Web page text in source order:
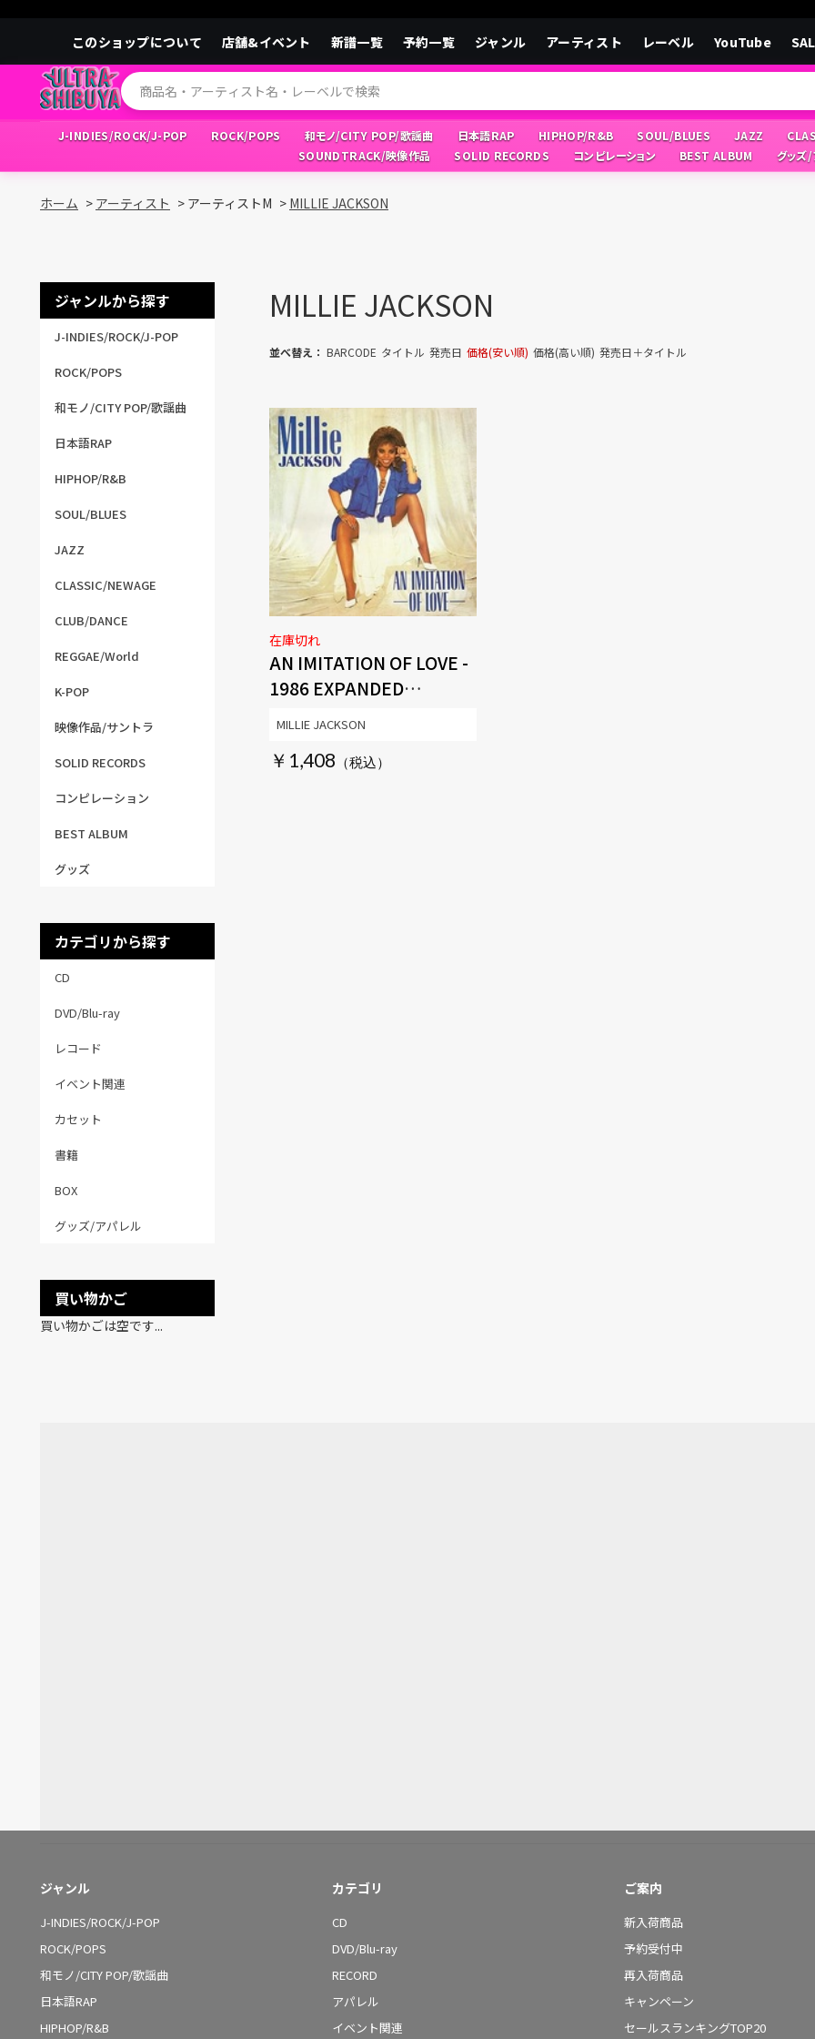
このショップについて 店舗&イベント 新譜一覧 予約一覧 ジャンル アーティスト レーベル YouTube
J-INDIES/ROCK/J-POP ROCK/POPS 和モノ/CITY POP/歌謡曲 日本語RAP HIPHOP/R&B SOUL/BLUES JAZZ
SOUNDTRACK/映像作品
SOLID RECORDS コンピレーション BEST ALBUM グッズ
ホーム > アーティスト > アーティストM > MILLIE JACKSON
ジャンルから探す
J-INDIES/ROCK/J-POP
ROCK/POPS
和モノ/CITY POP/歌謡曲
日本語RAP
HIPHOP/R&B
SOUL/BLUES
JAZZ
CLASSIC/NEWAGE
CLUB/DANCE
REGGAE/World
K-POP
映像作品/サントラ
SOLID RECORDS
コンピレーション
BEST ALBUM
グッズ
カテゴリから探す
CD
DVD/Blu-ray
レコード
イベント関連
カセット
書籍
BOX
グッズ/アパレル
買い物かご
買い物かごは空です...
MILLIE JACKSON
並べ替え： BARCODE タイトル 発売日 価格(安い順) 価格(高い順) 発売日＋タイトル
AN IMITATION OF LOVE -
1986 EXPANDED
在庫切れ
￥1,408
MILLIE JACKSON
ジャンル
J-INDIES/ROCK/J-POP
ROCK/POPS
和モノ/CITY POP/歌謡曲
日本語RAP
HIPHOP/R&B
カテゴリ
CD
DVD/Blu-ray
RECORD
アパレル
イベント関連
ご案内
新入荷商品
予約受付中
再入荷商品
キャンペーン
セールスランキングTOP20